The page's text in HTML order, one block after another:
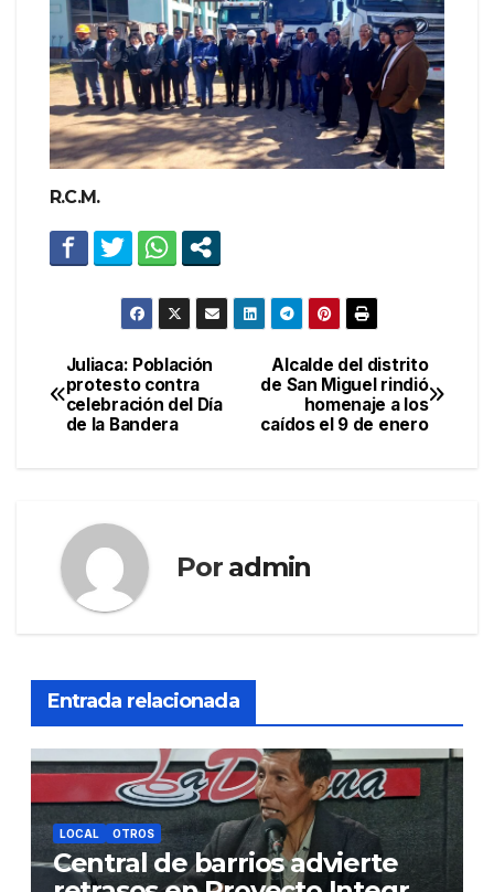
R.C.M.
Navegación
de
Alcalde del distrito
de San Miguel rindió
homenaje a los
caídos el 9 de enero
Juliaca: Población
protesto contra
celebración del Día
de la Bandera
Por admin
Entrada relacionada
LOCAL OTROS
Central de barrios advierte